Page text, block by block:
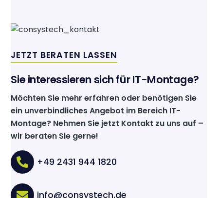
JETZT BERATEN LASSEN
Sie interessieren sich für IT-Montage?
Möchten Sie mehr erfahren oder benötigen Sie
ein unverbindliches Angebot im Bereich IT-
Montage? Nehmen Sie jetzt Kontakt zu uns auf –
wir beraten Sie gerne!
+49 2431 944 1820
info@consystech.de